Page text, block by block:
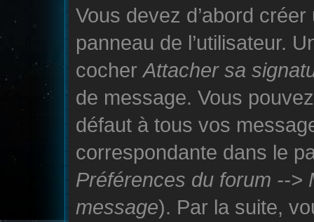
Vous devez d’abord
panneau de l’utilisateur.
cocherAttacher sa
de message. Vous
défaut à tous vos
correspondante dans le
Préférences du forum -->
message). Par la suite,